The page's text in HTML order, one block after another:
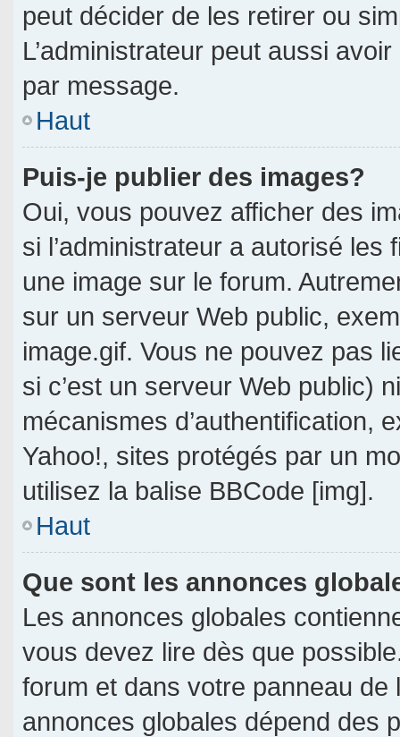
peut décider de les retirer ou
L’administrateur peut aussi
par message.
Haut
Puis-je publier des images?
Oui, vous pouvez afficher des
si l’administrateur a autorisé
une image sur le forum.
sur un serveur Web public,
image.gif. Vous ne pouvez pas
si c’est un serveur Web public)
mécanismes d’authentification,
Yahoo!, sites protégés par un
utilisez la balise BBCode [img].
Haut
Que sont les annonces
Les annonces globales
vous devez lire dès que
forum et dans votre panneau de
annonces globales dépend des